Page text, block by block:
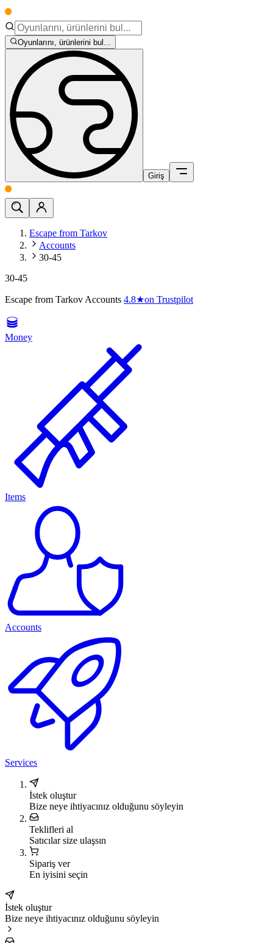
Oyunlarını, ürünlerini bul...
Giriş
Escape from Tarkov
Accounts
30-45
30-45
Escape from Tarkov Accounts 4.8★on Trustpilot
Money
Items
Accounts
Services
İstek oluştur
Bize neye ihtiyacınız olduğunu söyleyin
Teklifleri al
Satıcılar size ulaşsın
Sipariş ver
En iyisini seçin
İstek oluştur
Bize neye ihtiyacınız olduğunu söyleyin